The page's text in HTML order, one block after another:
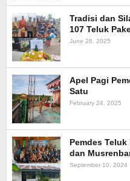
Tradisi dan
107 Teluk
June 28, 2025
Apel Pagi
Satu
February 24, 2025
Pemdes
dan
September 10, 2024